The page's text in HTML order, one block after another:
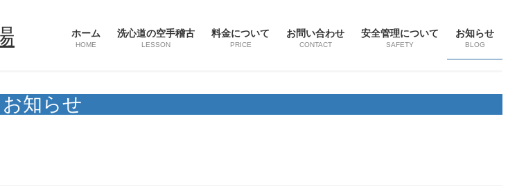
ホーム
HOME
洗心道の空手稽古
LESSON
料金について
PRICE
お問い合わせ
CONTACT
安全管理について
SAFETY
お知らせ
BLOG
お知らせ